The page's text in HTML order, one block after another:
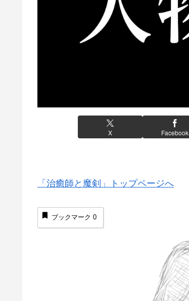
X Facebook
「治癒師と魔剣」トップページへ
ブックマーク 0